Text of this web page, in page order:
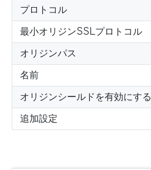
プロトコル
最小オリジンSSLプロトコル
オリジンパス
名前
オリジンシールドを有効にする
追加設定